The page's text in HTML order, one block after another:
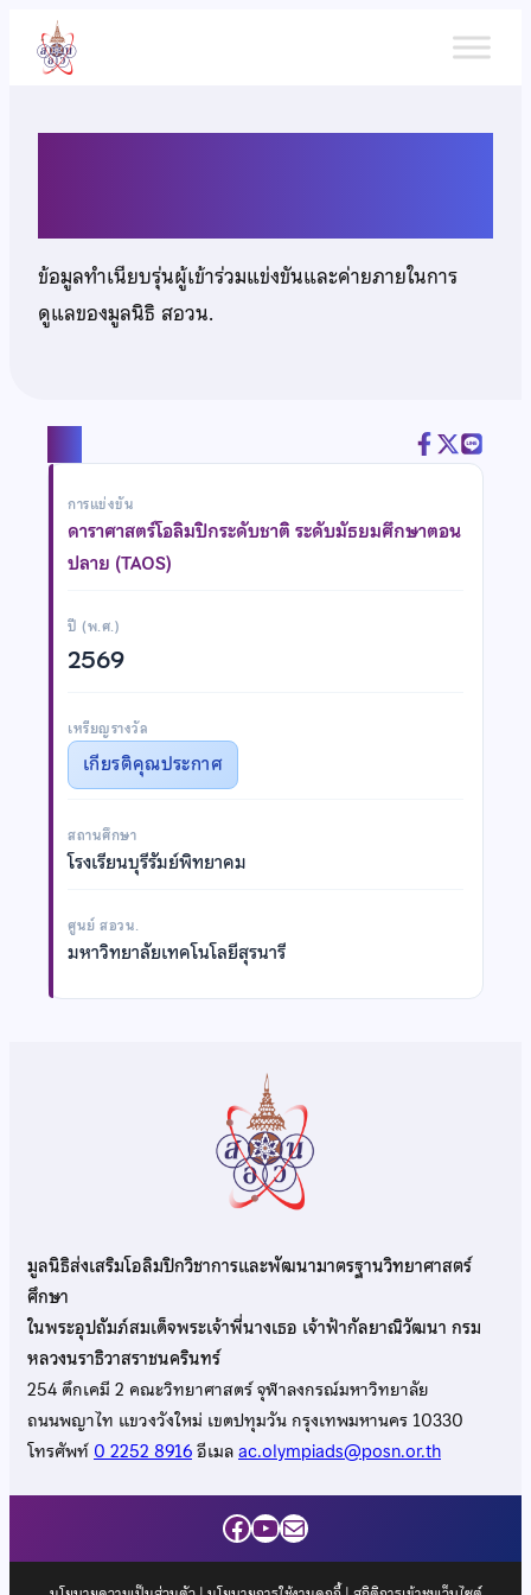
เนื้อหา
ข้อมูลทำเนียบรุ่นผู้เข้าร่วมแข่งขันและค่ายภายในการ
ดูแลของมูลนิธิ สอวน.
การแข่งขัน
ดาราศาสตร์โอลิมปิกระดับชาติ ระดับมัธยมศึกษาตอน
ปลาย (TAOS)
ปี (พ.ศ.)
2569
เหรียญรางวัล
เกียรติคุณประกาศ
สถานศึกษา
โรงเรียนบุรีรัมย์พิทยาคม
ศูนย์ สอวน.
มหาวิทยาลัยเทคโนโลยีสุรนารี
มูลนิธิส่งเสริมโอลิมปิกวิชาการและพัฒนามาตรฐานวิทยาศาสตร์
ศึกษา
ในพระอุปถัมภ์สมเด็จพระเจ้าพี่นางเธอ เจ้าฟ้ากัลยาณิวัฒนา กรม
หลวงนราธิวาสราชนครินทร์
254 ตึกเคมี 2 คณะวิทยาศาสตร์ จุฬาลงกรณ์มหาวิทยาลัย
ถนนพญาไท แขวงวังใหม่ เขตปทุมวัน กรุงเทพมหานคร 10330
โทรศัพท์0 2252 8916อีเมลac.olympiads@posn.or.th
Facebook
YouTube
Mail